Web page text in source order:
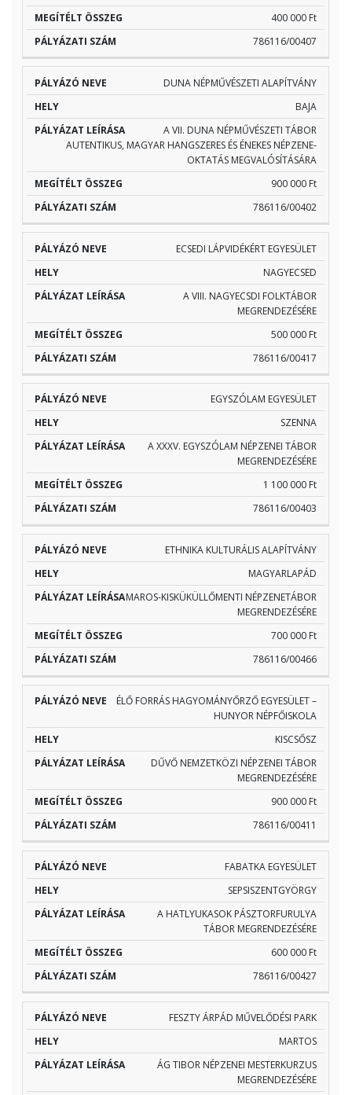
400 000 Ft
786116/00407
DUNA NÉPMŰVÉSZETI ALAPÍTVÁNY
BAJA
A VII. DUNA NÉPMŰVÉSZETI TÁBOR
AUTENTIKUS, MAGYAR HANGSZERES ÉS ÉNEKES NÉPZENE-
OKTATÁS MEGVALÓSÍTÁSÁRA
900 000 Ft
786116/00402
ECSEDI LÁPVIDÉKÉRT EGYESÜLET
NAGYECSED
A VIII. NAGYECSDI FOLKTÁBOR
MEGRENDEZÉSÉRE
500 000 Ft
786116/00417
EGYSZÓLAM EGYESÜLET
SZENNA
A XXXV. EGYSZÓLAM NÉPZENEI TÁBOR
MEGRENDEZÉSÉRE
1 100 000 Ft
786116/00403
ETHNIKA KULTURÁLIS ALAPÍTVÁNY
MAGYARLAPÁD
MAROS-KISKÜKÜLLŐMENTI NÉPZENETÁBOR
MEGRENDEZÉSÉRE
700 000 Ft
786116/00466
ÉLŐ FORRÁS HAGYOMÁNYŐRZŐ EGYESÜLET –
HUNYOR NÉPFŐISKOLA
KISCSŐSZ
DŰVŐ NEMZETKÖZI NÉPZENEI TÁBOR
MEGRENDEZÉSÉRE
900 000 Ft
786116/00411
FABATKA EGYESÜLET
SEPSISZENTGYÖRGY
A HATLYUKASOK PÁSZTORFURULYA
TÁBOR MEGRENDEZÉSÉRE
600 000 Ft
786116/00427
FESZTY ÁRPÁD MŰVELŐDÉSI PARK
MARTOS
ÁG TIBOR NÉPZENEI MESTERKURZUS
MEGRENDEZÉSÉRE